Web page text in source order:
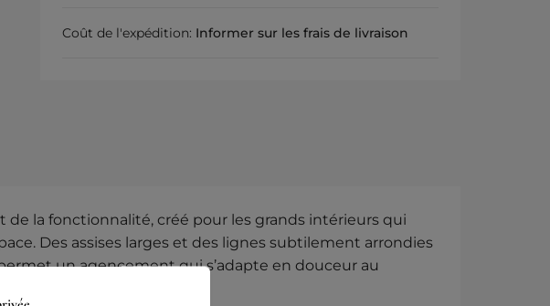
Coût de l'expédition: Informer sur les frais de livraison
de la fonctionnalité, créé pour les grands intérieurs qui
Des assises larges et des lignes subtilement arrondies
un agencement qui s’adapte en douceur au